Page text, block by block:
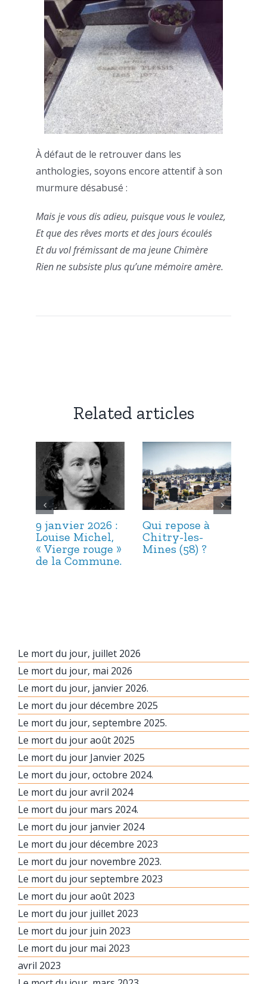
À défaut de le retrouver dans les
anthologies, soyons encore attentif à son
murmure désabusé :
Mais je vous dis adieu, puisque vous le voulez,
Et que des rêves morts et des jours écoulés
Et du vol frémissant de ma jeune Chimère
Rien ne subsiste plus qu’une mémoire amère.
Related articles
9 janvier 2026 :
Louise Michel,
« Vierge rouge »
de la Commune.
Qui repose à
Chitry-les-
Mines (58) ?
Le mort du jour, juillet 2026
Le mort du jour, mai 2026
Le mort du jour, janvier 2026.
Le mort du jour décembre 2025
Le mort du jour, septembre 2025.
Le mort du jour août 2025
Le mort du jour Janvier 2025
Le mort du jour, octobre 2024.
Le mort du jour avril 2024
Le mort du jour mars 2024.
Le mort du jour janvier 2024
Le mort du jour décembre 2023
Le mort du jour novembre 2023.
Le mort du jour septembre 2023
Le mort du jour août 2023
Le mort du jour juillet 2023
Le mort du jour juin 2023
Le mort du jour mai 2023
avril 2023